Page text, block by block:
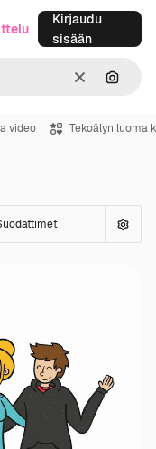
SelkeäHae
Kirjaudu
sisään
video Tekoälyn luoma